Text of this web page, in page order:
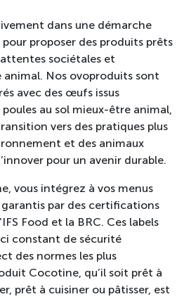
dans une démarche
proposer des produits prêts
sociétales et
Nos ovoproduits sont
avec des œufs issus
au sol mieux-être animal,
vers des pratiques plus
et des animaux
pour un avenir durable.
vous intégrez à vos menus
par des certifications
Food et la BRC. Ces labels
constant de sécurité
des normes les plus
Cocotine, qu’il soit prêt à
prêt à cuisiner ou pâtisser, est